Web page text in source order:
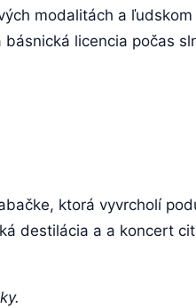
modalitách a
licencia počas
ktorá vyvrcholí
destilácia a a koncert